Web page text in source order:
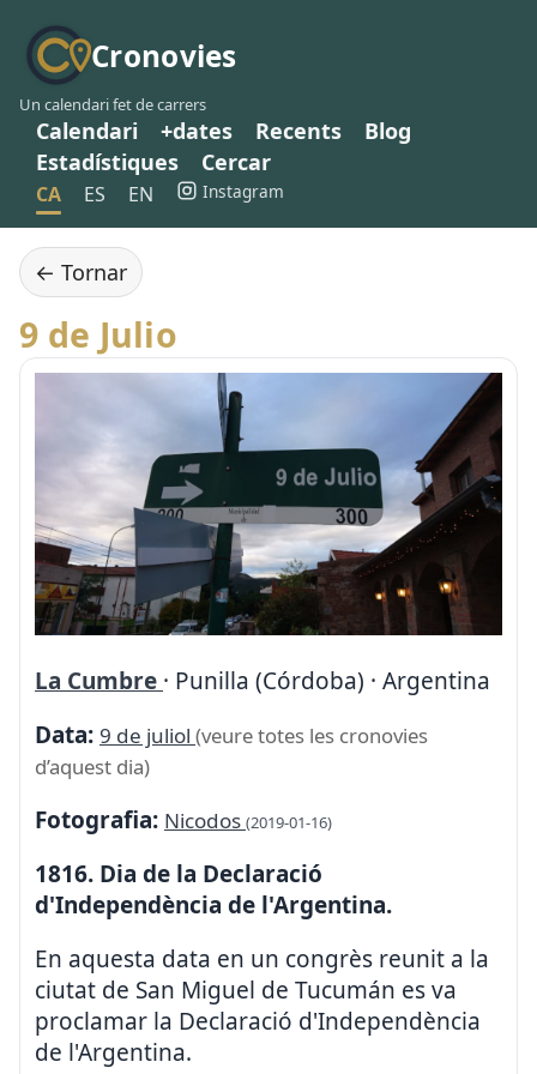
Cronovies
Un calendari fet de carrers
Calendari +dates Recents
Blog
Estadístiques
Cercar
CA ES EN Instagram
← Tornar
9 de Julio
La Cumbre · Punilla (Córdoba) · Argentina
Data: 9 de juliol (veure totes les cronovies
d’aquest dia)
Fotografia: Nicodos (2019-01-16)
1816. Dia de la Declaració
d'Independència de l'Argentina.
En aquesta data en un congrès reunit a la
ciutat de San Miguel de Tucumán es va
proclamar la Declaració d'Independència
de l'Argentina.